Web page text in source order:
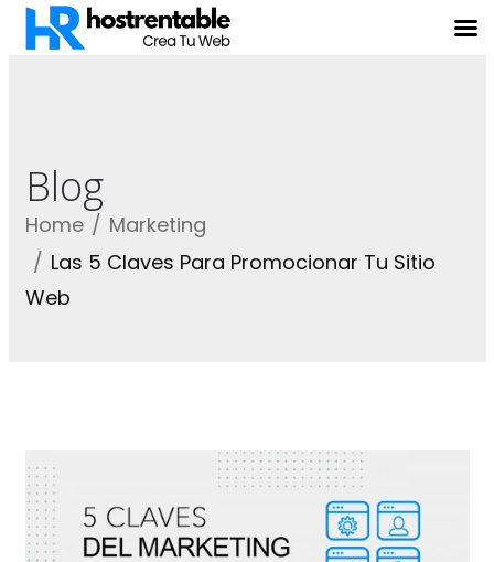
Blog
Home
Marketing
Las 5 Claves Para Promocionar Tu Sitio
Web